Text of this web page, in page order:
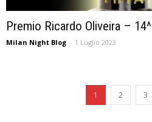
Premio Ricardo Oliveira –
Milan Night Blog - 1 Luglio 2023
1 2 3